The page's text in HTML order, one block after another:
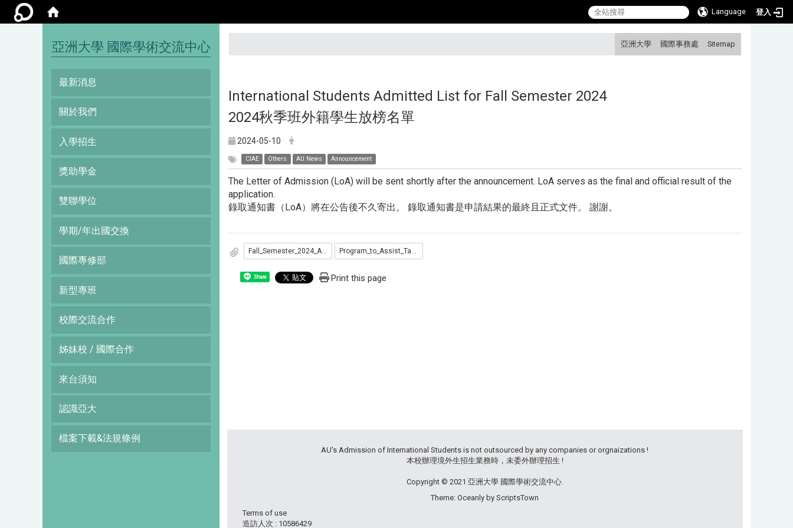
Language 登入
亞洲大學 國際事務處 Sitemap
亞洲大學 國際學術交流中心
最新消息
關於我們
入學招生
獎助學金
雙聯學位
學期/年出國交換
國際專修部
新型專班
校際交流合作
姊妹校 / 國際合作
來台須知
認識亞大
檔案下載&法規條例
International Students Admitted List for Fall Semester 2024
2024秋季班外籍學生放榜名單
2024-05-10
CIAE Others AU News Announcement
The Letter of Admission (LoA) will be sent shortly after the announcement. LoA serves as the final and official result of the
application.
錄取通知書（LoA）將在公告後不久寄出。 錄取通知書是申請結果的最終且正式文件。 謝謝。
Fall_Semester_2024_Admitted_List...pdf Program_to_Assist_Taiwan_s_Diplomatic_Allies_Admitted_list.pdf
Share Print this page
AU's Admission of International Students is not outsourced by any companies or orgnaizations !
本校辦理境外生招生業務時，未委外辦理招生 !
Copyright © 2021 亞洲大學 國際學術交流中心.
Theme: Oceanly byScriptsTown
Terms of use
造訪人次 : 10586429